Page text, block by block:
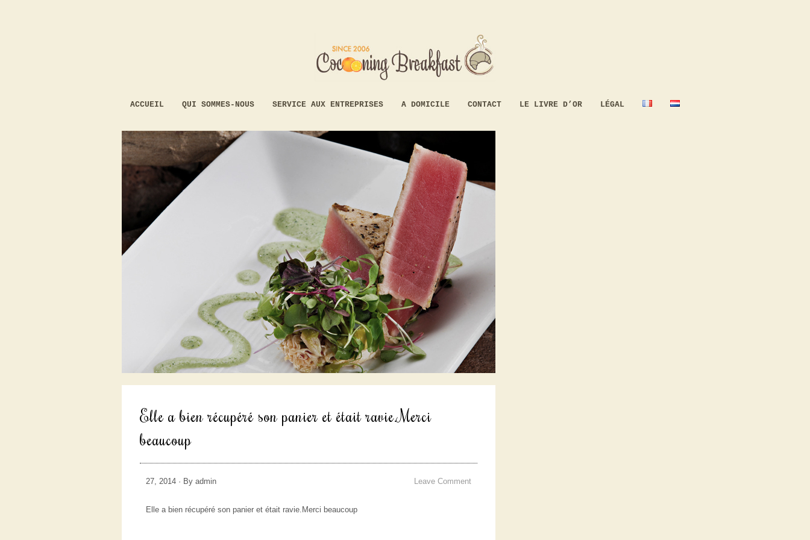
ACCUEIL QUI SOMMES-NOUS SERVICE AUX ENTREPRISES A DOMICILE CONTACT LE LIVRE D’OR LÉGAL
Elle a bien récupéré son panier et était ravie.Merci
beaucoup
27, 2014 · By admin Leave Comment
Elle a bien récupéré son panier et était ravie.Merci beaucoup